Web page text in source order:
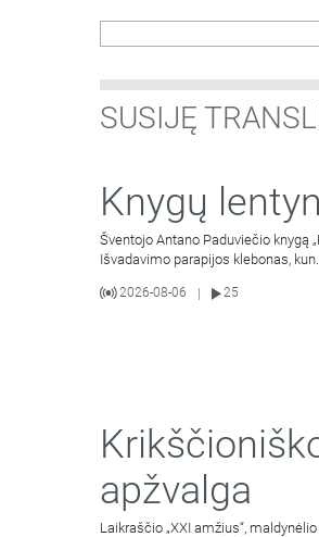
SUSIJĘ
Knygų
Šventojo Antano Paduviečio knygą
Išvadavimo parapijos klebonas, kun.
2026-08-06 25
apžvalga
Laikraščio „XXI amžius“,